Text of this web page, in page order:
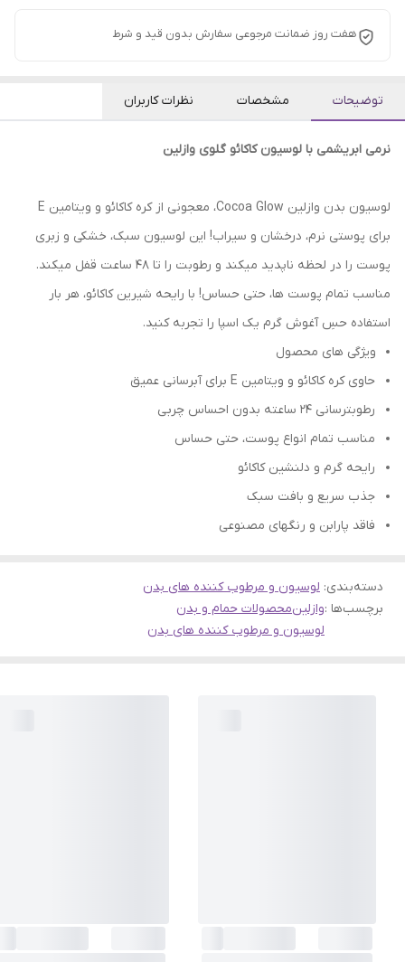
هفت روز ضمانت مرجوعی سفارش بدون قید و شرط
توضیحات مشخصات نظرات کاربران
نرمی ابریشمی با لوسیون کاکائو گلوی وازلین
لوسیون بدن وازلین Cocoa Glow، معجونی از کره کاکائو و ویتامین E
برای پوستی نرم، درخشان و سیراب! این لوسیون سبک، خشکی و زبری
پوست را در لحظه ناپدید میکند و رطوبت را تا 48 ساعت قفل میکند.
مناسب تمام پوست ها، حتی حساس! با رایحه شیرین کاکائو، هر بار
استفاده حسِ آغوش گرم یک اسپا را تجربه کنید.
ویژگی های محصول
حاوی کره کاکائو و ویتامین E برای آبرسانی عمیق
رطوبترسانی ۲۴ ساعته بدون احساس چربی
مناسب تمام انواع پوست، حتی حساس
رایحه گرم و دلنشین کاکائو
جذب سریع و بافت سبک
فاقد پارابن و رنگهای مصنوعی
دسته‌بندی: لوسیون و مرطوب کننده های بدن
برچسب‌ها :وازلینمحصولات حمام و بدن
لوسیون و مرطوب کننده های بدن